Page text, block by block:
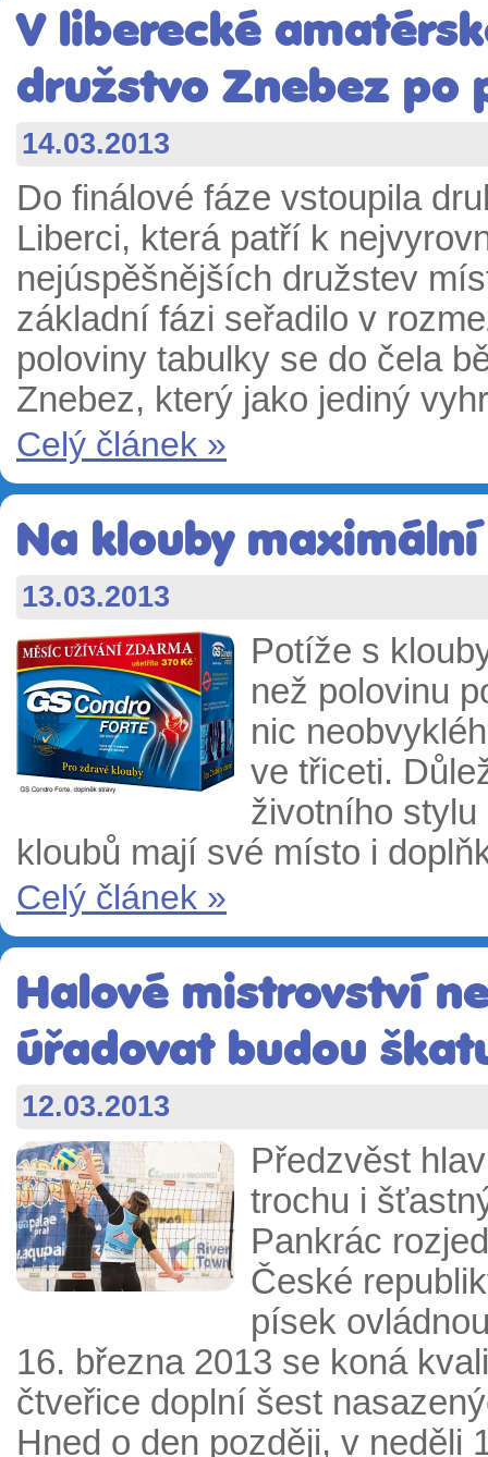
V liberecké
družstvo Znebez po
14.03.2013
Do finálové fáze vstoupila
Liberci, která patří k
nejúspěšnějších družstev
základní fázi seřadilo v
poloviny tabulky se do čela
Znebez, který jako jediný
Celý článek »
Na klouby
13.03.2013
Potíže s
než polovinu
nic
ve třiceti.
životního
kloubů mají své místo i
Celý článek »
Halové mistrovství
úřadovat budou
12.03.2013
Předzvěst
trochu i
Pankrác
České
písek
16. března 2013 se koná
čtveřice doplní šest
Hned o den později, v neděli